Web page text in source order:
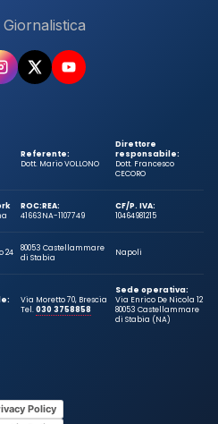
Referente:
Dott. Mario VOLLONO
Direttore
responsabile:
Dott. Francesco
CECORO
ROC:
41663
REA:
NA-1107749
CF/P. IVA:
10464981215
24
80053 Castellammare
di Stabia
Napoli
Via Moretto 70, Brescia
Tel.030 3758858
Sede operativa:
Via Enrico De Nicola 12
80053 Castellammare
di Stabia (NA)
Policy